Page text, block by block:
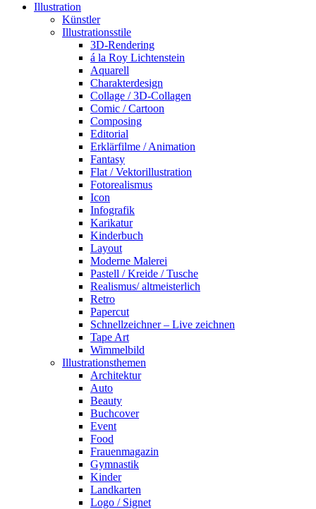
Illustration
Künstler
Illustrationsstile
3D-Rendering
á la Roy Lichtenstein
Aquarell
Charakterdesign
Collage / 3D-Collagen
Comic / Cartoon
Composing
Editorial
Erklärfilme / Animation
Fantasy
Flat / Vektorillustration
Fotorealismus
Icon
Infografik
Karikatur
Kinderbuch
Layout
Moderne Malerei
Pastell / Kreide / Tusche
Realismus/ altmeisterlich
Retro
Papercut
Schnellzeichner – Live zeichnen
Tape Art
Wimmelbild
Illustrationsthemen
Architektur
Auto
Beauty
Buchcover
Event
Food
Frauenmagazin
Gymnastik
Kinder
Landkarten
Logo / Signet